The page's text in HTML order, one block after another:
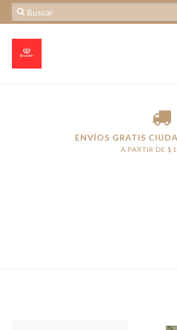
ENVÍOS GRATIS
A PARTIR DE